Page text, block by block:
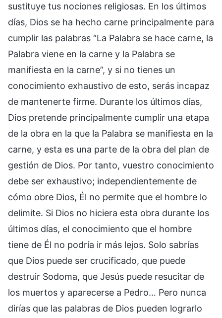
sustituye tus nociones religiosas. En los últimos
días, Dios se ha hecho carne principalmente para
cumplir las palabras “La Palabra se hace carne, la
Palabra viene en la carne y la Palabra se
manifiesta en la carne”, y si no tienes un
conocimiento exhaustivo de esto, serás incapaz
de mantenerte firme. Durante los últimos días,
Dios pretende principalmente cumplir una etapa
de la obra en la que la Palabra se manifiesta en la
carne, y esta es una parte de la obra del plan de
gestión de Dios. Por tanto, vuestro conocimiento
debe ser exhaustivo; independientemente de
cómo obre Dios, Él no permite que el hombre lo
delimite. Si Dios no hiciera esta obra durante los
últimos días, el conocimiento que el hombre
tiene de Él no podría ir más lejos. Solo sabrías
que Dios puede ser crucificado, que puede
destruir Sodoma, que Jesús puede resucitar de
los muertos y aparecerse a Pedro… Pero nunca
dirías que las palabras de Dios pueden lograrlo